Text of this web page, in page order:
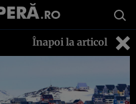
Înapoi la articol